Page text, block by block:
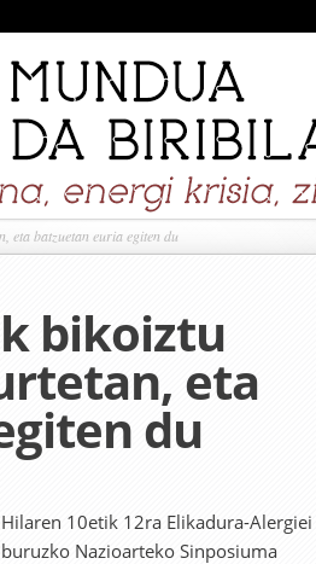
eta batzuetan euria egiten du
bikoiztu
eta
du
Hilaren 10etik 12ra Elikadura-Alergiei
buruzko Nazioarteko Sinposiuma